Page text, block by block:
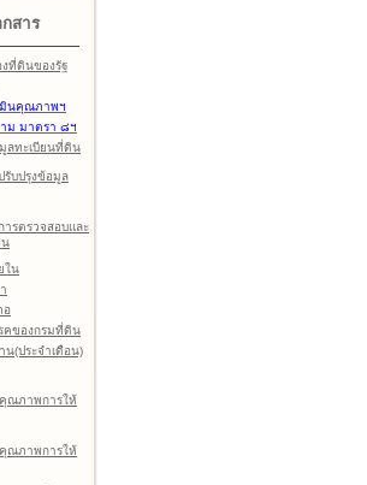
สาร
ที่ดินของรัฐ
มินคุณภาพฯ
ม มาตรา ๘ฯ
ลทะเบียนที่ดิน
รับปรุงข้อมูล
รตรวจสอบและ
น
ใน
อ
คของกรมที่ดิน
น(ประจำเดือน)
ณภาพการให้
ณภาพการให้